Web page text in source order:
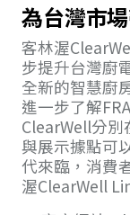
為台灣市
客林渥
步提升台灣廚
全新的智慧廚
進一步了解
ClearWell分
與展示據點可
代來臨，消費
渥ClearWell